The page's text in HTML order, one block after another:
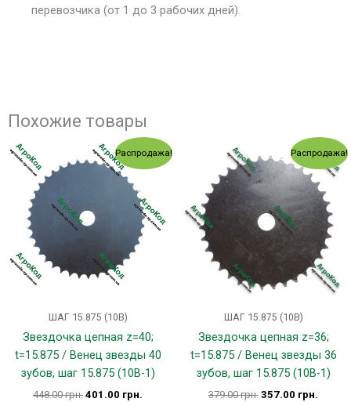
перевозчика (от 1 до 3 рабочих дней).
Похожие товары
Распродажа!
ШАГ 15.875 (10В)
Звездочка цепная z=40;
t=15.875 / Венец звезды 40
зубов, шаг 15.875 (10В-1)
448.00грн.
Первоначальная
цена
составляла
448.00 грн..
401.00 грн.
Текущая
цена:
Распродажа!
ШАГ 15.875 (10В)
Звездочка цепная z=36;
t=15.875 / Венец звезды 36
зубов, шаг 15.875 (10В-1)
379.00грн.
Первоначальная
цена
составляла
379.00 грн..
357.00 грн.
цена: